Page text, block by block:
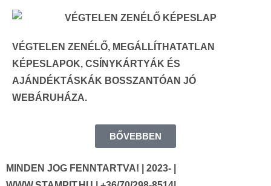
VÉGTELEN ZENÉLŐ, MEGÁLLÍTHATATLAN
KÉPESLAPOK, CSÍNYKÁRTYÁK ÉS
AJÁNDÉKTÁSKÁK BOSSZANTÓAN JÓ
WEBÁRUHÁZA.
BŐVEBBEN
MINDEN JOG FENNTARTVA! | 2023- |